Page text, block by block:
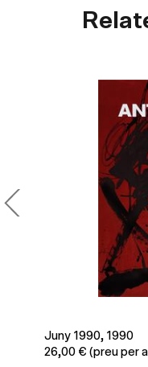
per a Amic: 23,40 €)